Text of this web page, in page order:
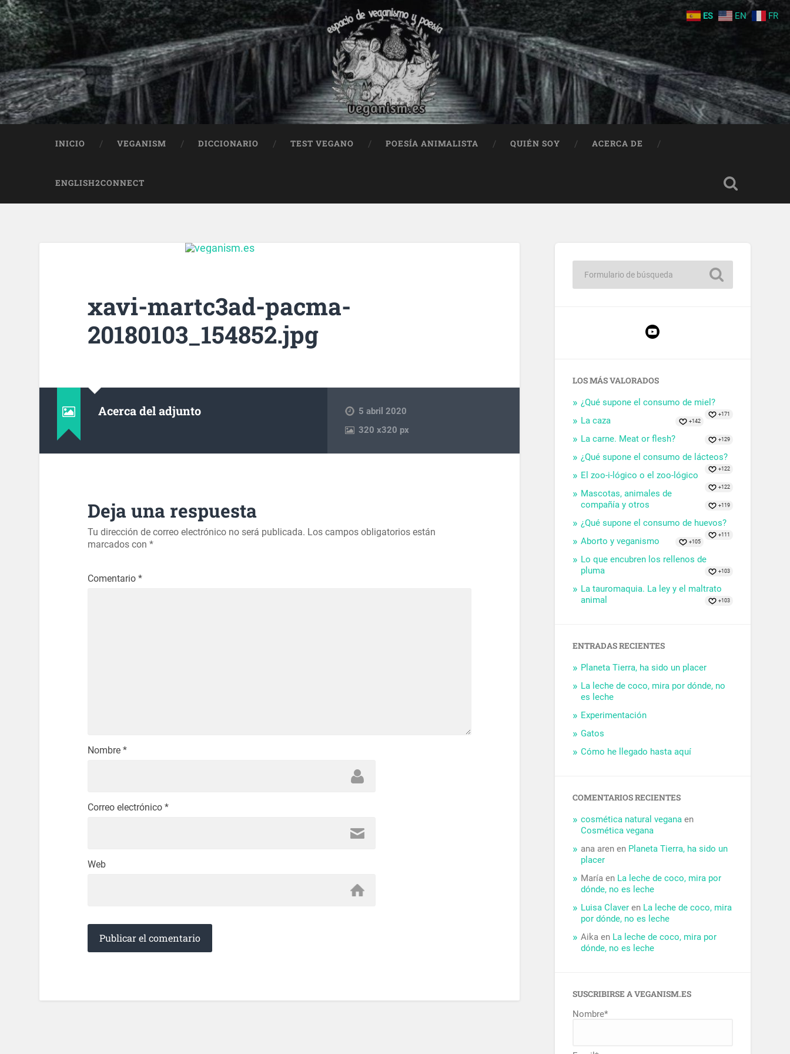
INICIO VEGANISM DICCIONARIO TEST VEGANO POESÍA ANIMALISTA QUIÉN SOY ACERCA DE
ENGLISH2CONNECT
xavi-martc3ad-pacma-
20180103_154852.jpg
Acerca del adjunto
5 abril 2020
320x320 px
Deja una respuesta
Tu dirección de correo electrónico no será publicada. Los campos obligatorios están
marcados con *
Comentario *
Nombre *
Correo electrónico *
Web
LOS MÁS VALORADOS
¿Qué supone el consumo de miel?
+171
La caza +142
La carne. Meat or flesh? +129
¿Qué supone el consumo de lácteos?
+122
El zoo-i-lógico o el zoo-lógico
+122
Mascotas, animales de
compañía y otros
+119
¿Qué supone el consumo de huevos?
+111
Aborto y veganismo +105
Lo que encubren los rellenos de
pluma
+103
La tauromaquia. La ley y el maltrato
animal
+103
ENTRADAS RECIENTES
Planeta Tierra, ha sido un placer
La leche de coco, mira por dónde, no
es leche
Experimentación
Gatos
Cómo he llegado hasta aquí
COMENTARIOS RECIENTES
cosmética natural vegana en
Cosmética vegana
ana aren en Planeta Tierra, ha sido un
placer
María en La leche de coco, mira por
dónde, no es leche
Luisa Claver en La leche de coco, mira
por dónde, no es leche
Aika en La leche de coco, mira por
dónde, no es leche
SUSCRIBIRSE A VEGANISM.ES
Nombre*
ES EN FR